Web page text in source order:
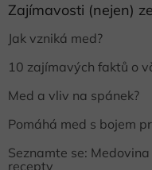
Zajímavosti (nejen)
Jak vzniká med?
10 zajímavých faktů o
Med a vliv na spánek?
Pomáhá med s bojem
Seznamte se:
recepty